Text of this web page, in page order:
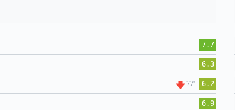
7.7
6.3
77' 6.2
6.9